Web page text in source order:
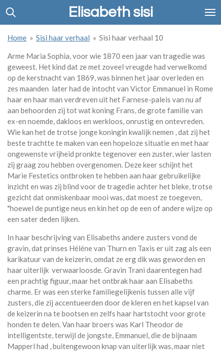
Ga
de
hoofdinhoud
Elisabeth sisi
Home » Sisi haar verhaal » Sisi haar verhaal 10
Arme Maria Sophia, voor wie 1870 een jaar van tragedie was
geweest. Het kind dat ze met zoveel vreugde had verwelkomd
op de kerstnacht van 1869, was binnen het jaar overleden en
zes maanden later had de intocht van Victor Emmanuel in Rome
haar en haar man verdreven uit het Farnese-paleis van nu af
aan behoorden zij tot wat koning Frans, de grote familie van
ex-en noemde, dakloos en werkloos, onrustig en ontevreden.
Wie kan het de trotse jonge koningin kwalijk nemen , dat zij het
beste trachtte te maken van een hopeloze situatie en met haar
ongewenste vrijheid pronkte tegenover een zuster, wier lasten
zij graag zou hebben overgenomen. Deze keer schijnt het
Marie Festetics ontbroken te hebben aan haar gebruikelijke
inzicht en was zij blind voor de tragedie achter het bleke, trotse
gezicht dat onmiskenbaar mooi was, dat moest ze toegeven,
"hoewel de puntige neus en kin het op de een of andere wijze op
een sater deden lijken.
In haar beschrijving van Elisabeths andere zusters vond de
gravin, dat prinses Héléne van Thurn en Taxis er uit zag als een
karikatuur van de keizerin, omdat ze erg dik was geworden en
haar uiterlijk verwaarloosde. Gravin Trani daarentegen had
een prachtig figuur, maar het ontbrak haar aan Elisabeths
charme. Er was een sterke familiegelijkenis tussen alle vijf
zusters, die zij accentueerden door de kleren en het kapsel van
de keizerin na te bootsen en zelfs haar hartstocht voor grote
honden te delen. Van haar broers was Karl Theodor de
intelligentste, terwijl de jongste, Emmanuel, die de bijnaam
Mapperl had , buitengewoon knap van uiterlijk was, maar niet